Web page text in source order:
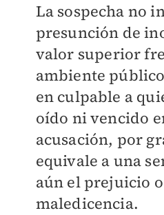
La sospecha no
presunción de
valor superior
ambiente
en culpable a
oído ni vencido
acusación, por
equivale a una
aún el prejuicio
maledicencia.